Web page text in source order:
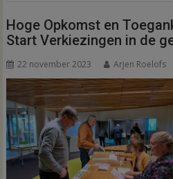
Hoge Opkomst en
Start Verkiezingen in de
22 november 2023 Arjen Roelofs